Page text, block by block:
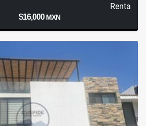
Renta
$16,000MXN